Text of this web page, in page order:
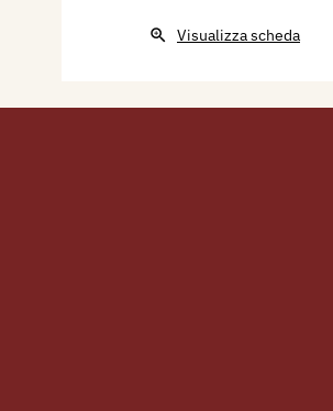
Visualizza scheda